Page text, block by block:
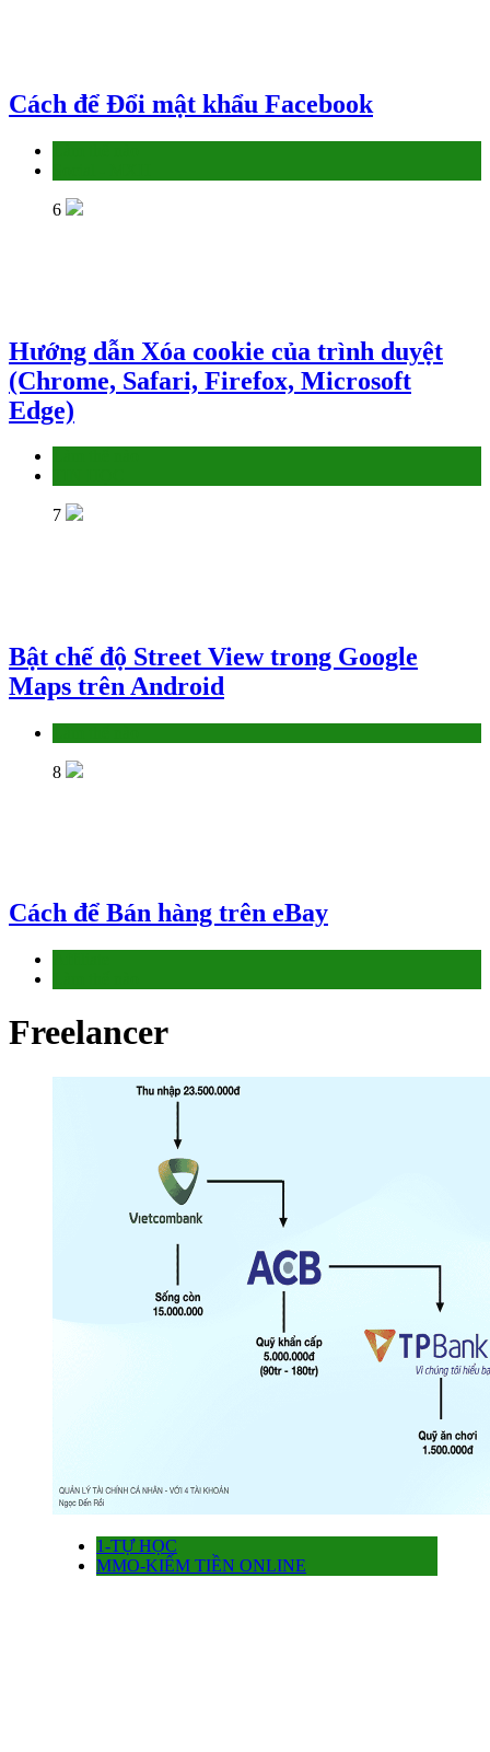
Cách để Đổi mật khẩu Facebook
6
Hướng dẫn Xóa cookie của trình duyệt
(Chrome, Safari, Firefox, Microsoft
Edge)
7
Bật chế độ Street View trong Google
Maps trên Android
8
Cách để Bán hàng trên eBay
Freelancer
1-TỰ HỌC
MMO-KIẾM TIỀN ONLINE